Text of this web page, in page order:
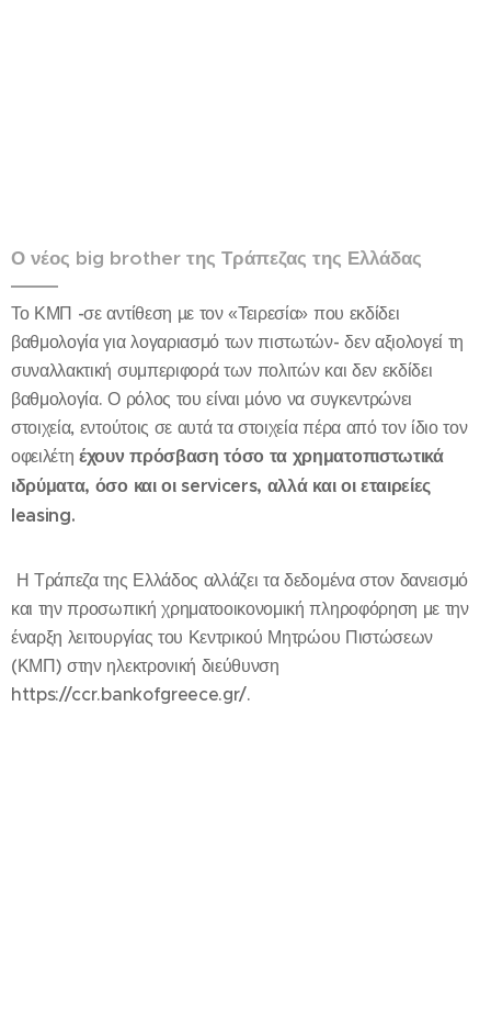
Ο νέος big brother της Τράπεζας της Ελλάδας
Το ΚΜΠ -σε αντίθεση µε τον «Τειρεσία» που εκδίδει
βαθμολογία για λογαριασμό των πιστωτών- δεν αξιολογεί τη
συναλλακτική συμπεριφορά των πολιτών και δεν εκδίδει
βαθμολογία. Ο ρόλος του είναι µόνο να συγκεντρώνει
στοιχεία, εντούτοις σε αυτά τα στοιχεία πέρα από τον ίδιο τον
οφειλέτηέχουν πρόσβαση τόσο τα χρηματοπιστωτικά
ιδρύματα, όσο και οι servicers, αλλά και οι εταιρείες
leasing.
Η Τράπεζα της Ελλάδος αλλάζει τα δεδομένα στον δανεισμό
και την προσωπική χρηματοοικονομική πληροφόρηση με την
έναρξη λειτουργίας του Κεντρικού Μητρώου Πιστώσεων
(ΚΜΠ) στην ηλεκτρονική διεύθυνση
https://ccr.bankofgreece.gr/.